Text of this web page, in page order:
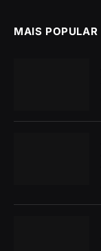
MAIS POPULAR